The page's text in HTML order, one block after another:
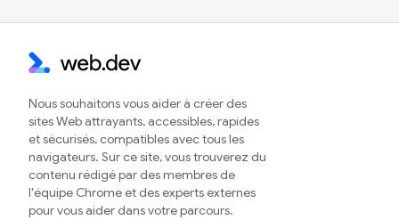
Nous souhaitons vous aider à créer des
sites Web attrayants, accessibles, rapides
et sécurisés, compatibles avec tous les
navigateurs. Sur ce site, vous trouverez du
contenu rédigé par des membres de
l'équipe Chrome et des experts externes
pour vous aider dans votre parcours.